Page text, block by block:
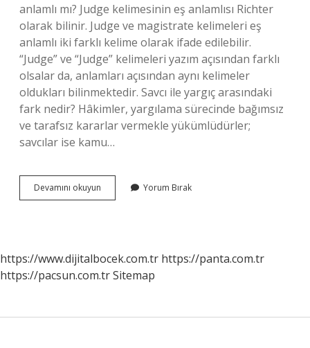
anlamlı mı? Judge kelimesinin eş anlamlısı Richter
olarak bilinir. Judge ve magistrate kelimeleri eş
anlamlı iki farklı kelime olarak ifade edilebilir.
“Judge” ve “Judge” kelimeleri yazım açısından farklı
olsalar da, anlamları açısından aynı kelimeler
oldukları bilinmektedir. Savcı ile yargıç arasındaki
fark nedir? Hâkimler, yargılama sürecinde bağımsız
ve tarafsız kararlar vermekle yükümlüdürler;
savcılar ise kamu…
Devamını okuyun
Ile
Yorum Bırak
https://www.dijitalbocek.com.tr https://panta.com.tr
https://pacsun.com.trSitemap